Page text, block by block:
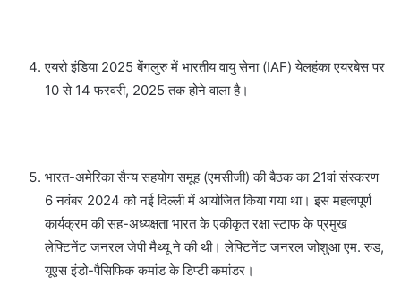
एयरो इंडिया 2025 बेंगलुरु में भारतीय वायु सेना (IAF) येलहंका एयरबेस पर
10 से 14 फरवरी, 2025 तक होने वाला है।
भारत-अमेरिका सैन्य सहयोग समूह (एमसीजी) की बैठक का 21वां संस्करण
6 नवंबर 2024 को नई दिल्ली में आयोजित किया गया था। इस महत्वपूर्ण
कार्यक्रम की सह-अध्यक्षता भारत के एकीकृत रक्षा स्टाफ के प्रमुख
लेफ्टिनेंट जनरल जेपी मैथ्यू ने की थी। लेफ्टिनेंट जनरल जोशुआ एम. रुड,
यूएस इंडो-पैसिफिक कमांड के डिप्टी कमांडर।